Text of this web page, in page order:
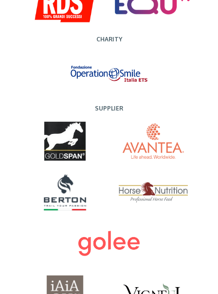
CHARITY
SUPPLIER